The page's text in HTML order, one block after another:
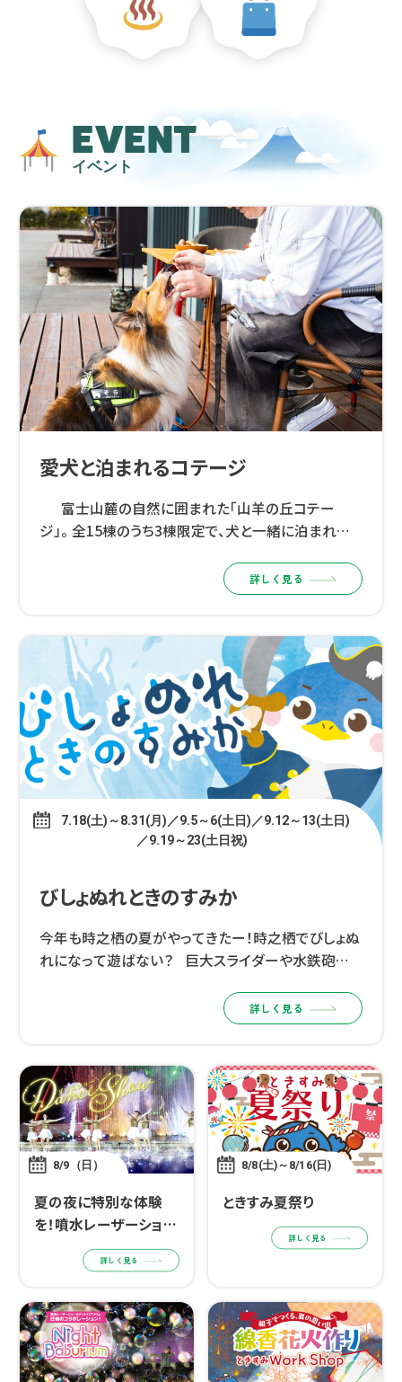
EVENT
イベント
愛犬と泊まれるコテージ
富士山麓の自然に囲まれた「山羊の丘コテー
ジ」。 全15棟のうち3棟限定で、犬と一緒に泊まれる
なく、犬も人も、普段のリズムのままく […]
詳しく見る
7.18(土)～8.31(月)／9.5～6(土日)／9.12～13(土日)
／9.19～23(土日祝)
びしょぬれときのすみか
今年も時之栖の夏がやってきたー！時之栖でびしょぬ
れになって遊ばない？ 巨大スライダーや水鉄砲バト
水遊びコンテンツが盛りだくさん！ みんなでびしょぬ
詳しく見る
8/9（日）
夏の夜に特別な体験
を！噴水レーザーショー
✕ダンスショー
詳しく見る
8/8(土)～8/16(日)
ときすみ夏祭り
詳しく見る